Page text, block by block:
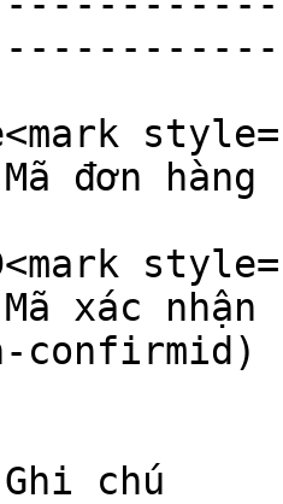
đơn hàng
xác
confirmid)
chú